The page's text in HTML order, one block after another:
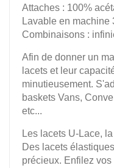
Attaches : 100%
Lavable en machine
Combinaisons :
Afin de donner un
lacets et leur
minutieusement.
baskets Vans,
etc...
Les lacets U-Lace,
Des lacets
précieux. Enfilez